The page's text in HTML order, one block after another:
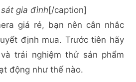
gia đình[/caption]
giá rẻ, bạn nên cân nhắc
định mua. Trước tiên hãy
trải nghiệm thử sản phẩm
động như thế nào.